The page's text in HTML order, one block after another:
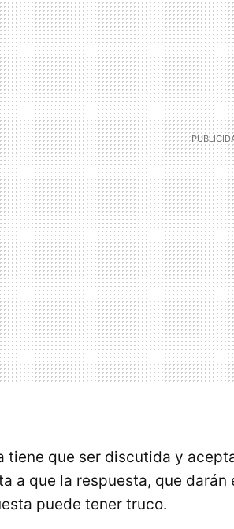
tiene que ser discutida y
a que la respuesta, que darán
puede tener truco.